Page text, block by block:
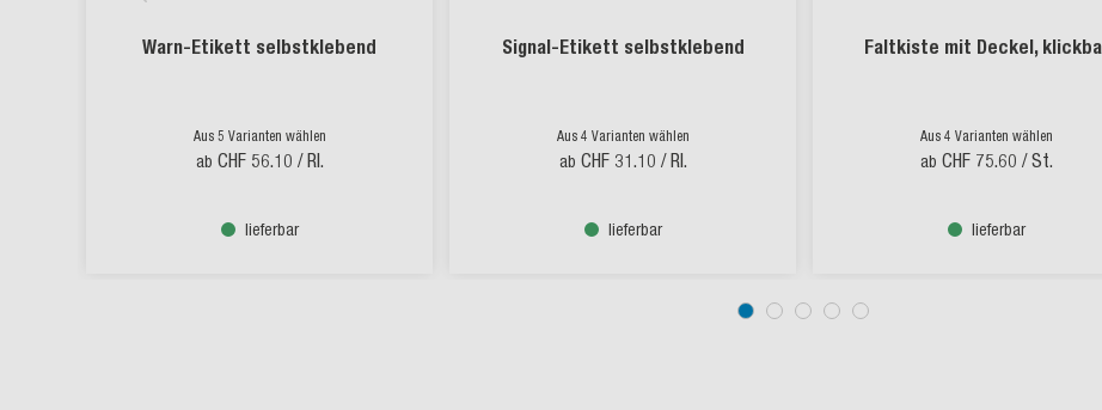
Warn-Etikett selbstklebend
Aus 5 Varianten wählen
ab CHF 56.10 / Rl.
lieferbar
Signal-Etikett selbstklebend
Aus 4 Varianten wählen
ab CHF 31.10 / Rl.
lieferbar
Faltkiste mit Deckel,
Aus 4 Varianten wählen
ab CHF 75.60 / St.
lieferbar